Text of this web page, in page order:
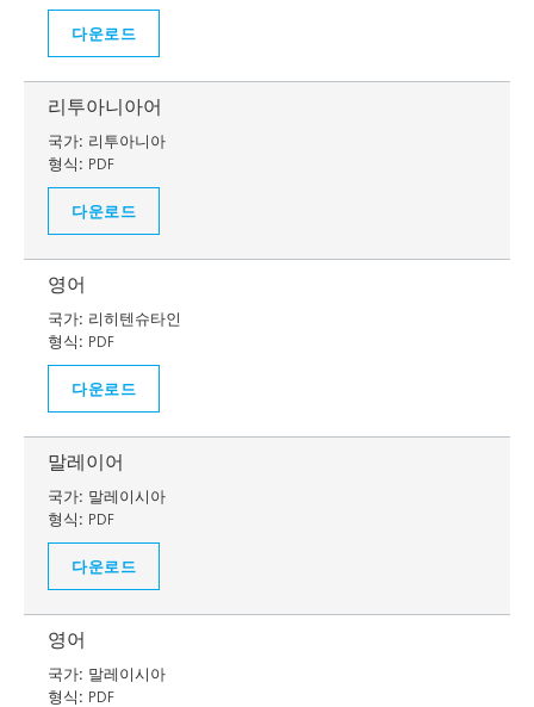
다운로드
리투아니아어
국가: 리투아니아
형식: PDF
다운로드
영어
국가: 리히텐슈타인
형식: PDF
다운로드
말레이어
국가: 말레이시아
형식: PDF
다운로드
영어
국가: 말레이시아
형식: PDF